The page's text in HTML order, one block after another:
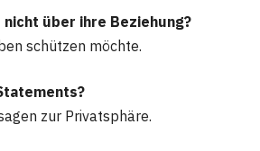
über ihre Beziehung?
schützen möchte.
zur Privatsphäre.